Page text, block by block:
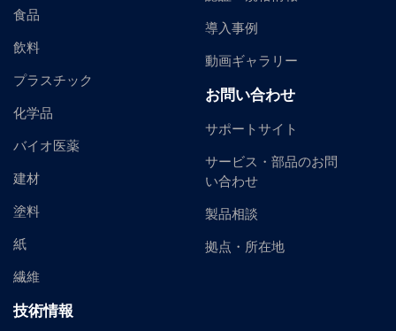
食品
飲料
プラスチック
化学品
バイオ医薬
建材
塗料
紙
繊維
技術情報
導入事例
動画ギャラリー
お問い合わせ
サポートサイト
サービス・部品のお問
い合わせ
製品相談
拠点・所在地